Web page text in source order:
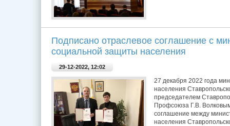
Подписано отраслевое соглашение с
социальной защиты населения
29-12-2022, 12:02
27 декабря 2022 года
населения
председателем
Профсоюза Г.В.
соглашение между
населения